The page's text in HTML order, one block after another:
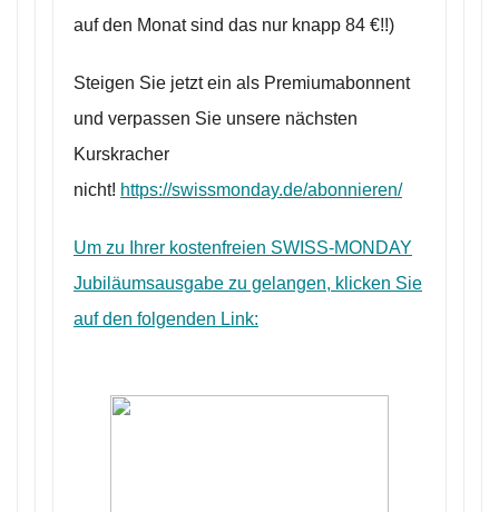
auf den Monat sind das nur knapp 84 €!!)
Steigen Sie jetzt ein als Premiumabonnent
und verpassen Sie unsere nächsten
Kurskracher
nicht! https://swissmonday.de/abonnieren/
Um zu Ihrer kostenfreien SWISS-MONDAY
Jubiläumsausgabe zu gelangen, klicken Sie
auf den folgenden Link: